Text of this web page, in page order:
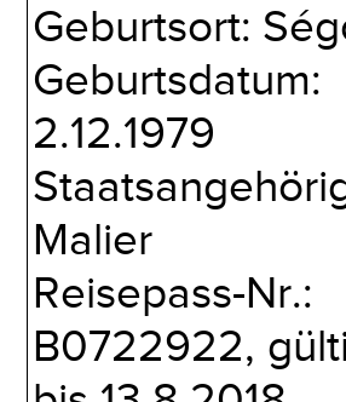
Geburtsort:
Geburtsdatum:
2.12.1979
Malier
Reisepass-Nr.:
B0722922,